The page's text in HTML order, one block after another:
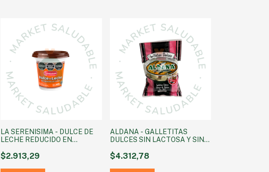
LA SERENISIMA - DULCE DE
LECHE REDUCIDO EN
$2.913,29
ALDANA - GALLETITAS
DULCES SIN LACTOSA Y SIN
$4.312,78